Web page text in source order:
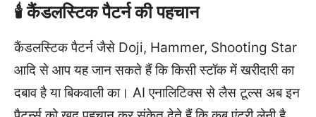
🕯 कैंडलस्टिक पैटर्न की पहचान
कैंडलस्टिक पैटर्न जैसे Doji, Hammer, Shooting Star
आदि से आप यह जान सकते हैं कि किसी स्टॉक में खरीदारी का
दबाव है या बिकवाली का। AI एनालिटिक्स से लैस टूल्स अब इन